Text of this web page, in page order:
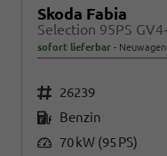
Skoda Fabia
sofort lieferbar Neuwagen
Fahrzeugnr. 26239
Kraftstoff Benzin
Leistung 70 kW (95 PS)